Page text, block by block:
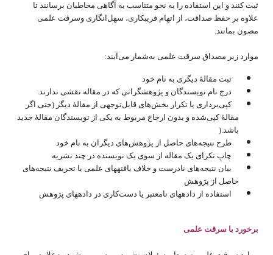
ثبت کنند و این استفاده را به نحو متناسب به آگاهی مخاطبان برسانند تا
علاوه بر حفظ صداقت، از اتهام فریبکاری، سهل‌انگاری وسرقت علمی
مصون بمانند.
موارد زیر مصداق سرقت علمی به‌شمار می‌آیند:
ثبت مقالۀ دیگری به نام خود
درج نام نویسندگان و پژوهشگرانی که در مقاله نقشی ندارند.
کپی‌برداری یا تکرار بخش‌های قابل‌توجهی از مقالۀ دیگر (حتی اگر
مقالۀ کپی‌شده و بدون ارجاع مربوط به یکی از نویسندگان مقالۀ جدید
باشد.(
طرح نتیجه‌های حاصل از پژوهش‌های دیگران به نام خود
چاپ تکرای یک مقاله از سوی یک نویسنده در چند نشریه
بیان نتیجه‌های نادرست و خلاف یافته‎های علمی یا تحریف نتیجه‌های
حاصل از پژوهش
استفاده از داده‎های نامعتبر یا دست‌کاری در داده‎های پژوهش
برخورد با سرقت علمی